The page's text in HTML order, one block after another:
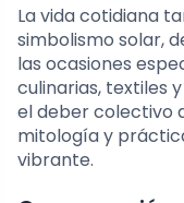
La vida cotidiana
simbolismo solar,
las ocasiones
culinarias, textiles
el deber colectivo
mitología y
vibrante.